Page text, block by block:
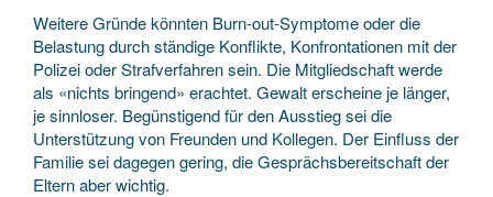
Weitere Gründe könnten Burn-out-Symptome oder die
Belastung durch ständige Konflikte, Konfrontationen mit der
Polizei oder Strafverfahren sein. Die Mitgliedschaft werde
als «nichts bringend» erachtet. Gewalt erscheine je länger,
je sinnloser. Begünstigend für den Ausstieg sei die
Unterstützung von Freunden und Kollegen. Der Einfluss der
Familie sei dagegen gering, die Gesprächsbereitschaft der
Eltern aber wichtig.